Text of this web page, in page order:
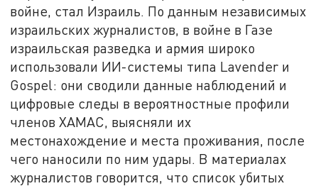
войне, стал Израиль. По данным независимых
израильских журналистов, в войне в Газе
израильская разведка и армия широко
использовали ИИ-системы типа Lavender и
Gospel: они сводили данные наблюдений и
цифровые следы в вероятностные профили
членов ХАМАС, выясняли их
местонахождение и места проживания, после
чего наносили по ним удары. В материалах
журналистов говорится, что список убитых